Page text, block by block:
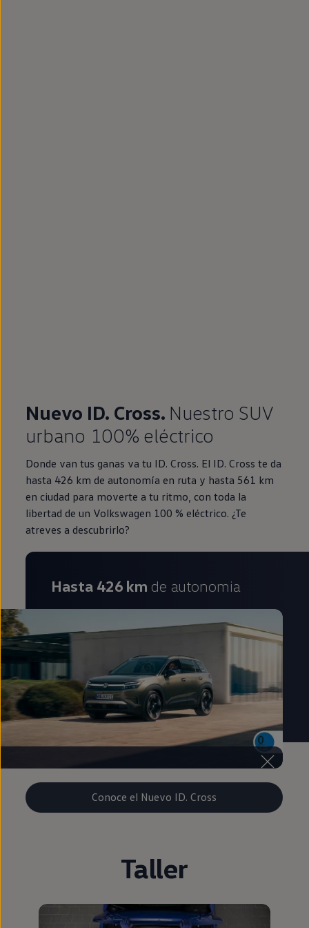
Nuevo ID. Cross. Nuestro SUV
urbano 100% eléctrico
Donde van tus ganas va tu ID. Cross. El ID. Cross te da
hasta 426 km de autonomía en ruta y hasta 561 km
en ciudad para moverte a tu ritmo, con toda la
libertad de un Volkswagen 100 % eléctrico. ¿Te
atreves a descubrirlo?
Conoce el Nuevo ID. Cross
Hasta 426 km de autonomia
Taller